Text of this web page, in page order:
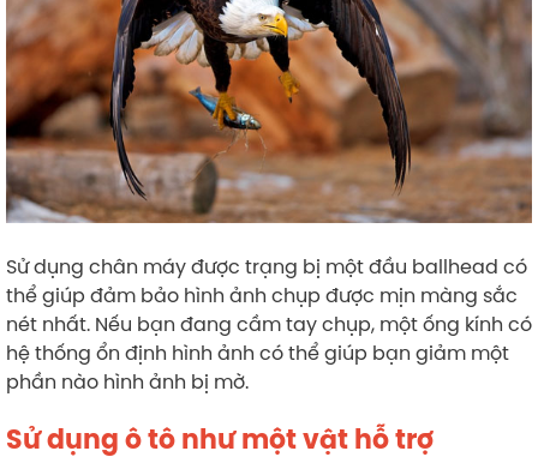
Sử dụng chân máy được trạng bị một đầu ballhead có
thể giúp đảm bảo hình ảnh chụp được mịn màng sắc
nét nhất. Nếu bạn đang cầm tay chụp, một ống kính có
hệ thống ổn định hình ảnh có thể giúp bạn giảm một
phần nào hình ảnh bị mờ.
Sử dụng ô tô như một vật hỗ trợ